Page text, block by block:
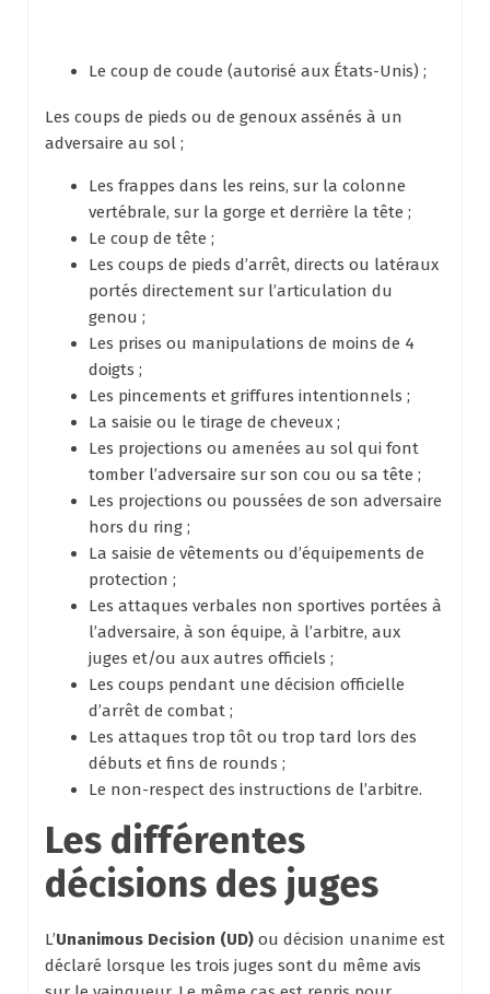
Le coup de coude (autorisé aux États-Unis) ;
Les coups de pieds ou de genoux assénés à un
adversaire au sol ;
Les frappes dans les reins, sur la colonne
vertébrale, sur la gorge et derrière la tête ;
Le coup de tête ;
Les coups de pieds d’arrêt, directs ou latéraux
portés directement sur l’articulation du
genou ;
Les prises ou manipulations de moins de 4
doigts ;
Les pincements et griffures intentionnels ;
La saisie ou le tirage de cheveux ;
Les projections ou amenées au sol qui font
tomber l’adversaire sur son cou ou sa tête ;
Les projections ou poussées de son adversaire
hors du ring ;
La saisie de vêtements ou d’équipements de
protection ;
Les attaques verbales non sportives portées à
l’adversaire, à son équipe, à l’arbitre, aux
juges et/ou aux autres officiels ;
Les coups pendant une décision officielle
d’arrêt de combat ;
Les attaques trop tôt ou trop tard lors des
débuts et fins de rounds ;
Le non-respect des instructions de l’arbitre.
Les différentes
décisions des juges
L’Unanimous Decision (UD) ou décision unanime est
déclaré lorsque les trois juges sont du même avis